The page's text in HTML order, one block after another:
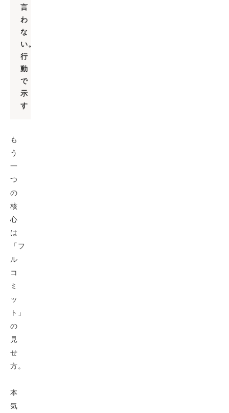
言
わ
な
い。
行
動
で
示
す
も
う
一
つ
の
核
心
は
「フ
ル
コ
ミ
ッ
ト」
の
見
せ
方。
本
気